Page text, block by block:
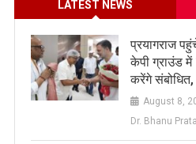
LATEST NEWS
प्रयागराज
केपी ग्राउंड में
करेंगे
August 8,
Dr. Bhanu